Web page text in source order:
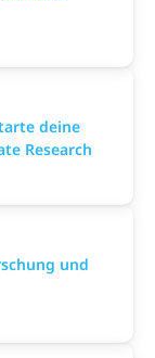
deine
Research
und